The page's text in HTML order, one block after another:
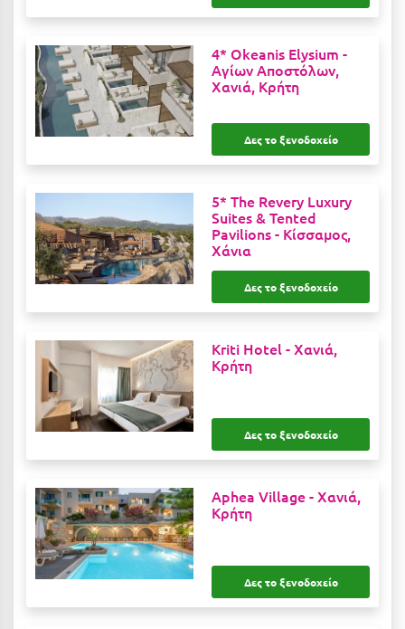
Κερατέα
Κέρκυρα
Κεφαλονιά
Κοκκώνι Κορινθίας
Κομοτηνή
Κόνιτσα
Κόρινθος
Κορώνη
Κουρούτα Ηλείας
Κουφονήσια
Κρουαζιέρες
Κύθηρα
Κυλλήνη
4* Okeanis Elysium -
Αγίων Αποστόλων,
Χανιά, Κρήτη
Δες το ξενοδοχείο
5* The Revery Luxury
Suites & Tented
Pavilions - Κίσσαμος,
Χάνια
Δες το ξενοδοχείο
Kriti Hotel -Χανιά,
Κρήτη
Δες το ξενοδοχείο
Aphea Village -Χανιά,
Κρήτη
Δες το ξενοδοχείο